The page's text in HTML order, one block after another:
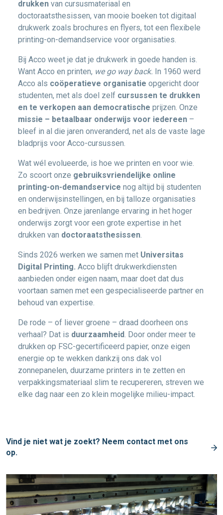
drukken van cursusmateriaal en
doctoraatsthesissen, van mooie boeken tot digitaal
drukwerk zoals brochures en flyers, tot een flexibele
printing-on-demandservice voor organisaties.
Bij Acco weet je dat je drukwerk in goede handen is.
Want Acco en printen, we go way back. In 1960 werd
Acco als coöperatieve organisatie opgericht door
studenten, met als doel zelf cursussen te drukken
en te verkopen aan democratische prijzen. Onze
missie – betaalbaar onderwijs voor iedereen –
bleef in al die jaren onveranderd, net als de vaste lage
bladprijs voor Acco-cursussen.
Wat wél evolueerde, is hoe we printen en voor wie.
Zo scoort onze gebruiksvriendelijke online
printing-on-demandservice nog altijd bij studenten
en onderwijsinstellingen, en bij talloze organisaties
en bedrijven. Onze jarenlange ervaring in het hoger
onderwijs zorgt voor een grote expertise in het
drukken van doctoraatsthesissen.
Sinds 2026 werken we samen met Universitas
Digital Printing. Acco blijft drukwerkdiensten
aanbieden onder eigen naam, maar doet dat dus
voortaan samen met een gespecialiseerde partner en
behoud van expertise.
De rode – of liever groene – draad doorheen ons
verhaal? Dat is duurzaamheid. Door onder meer te
drukken op FSC-gecertificeerd papier, onze eigen
energie op te wekken dankzij ons dak vol
zonnepanelen, duurzame printers in te zetten en
verpakkingsmateriaal slim te recupereren, streven we
elke dag naar een zo klein mogelijke milieu-impact.
Vind je niet wat je zoekt? Neem contact met ons
op.